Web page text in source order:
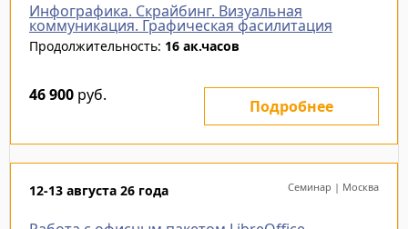
Инфографика. Скрайбинг. Визуальная
коммуникация. Графическая фасилитация
Продолжительность: 16 ак.часов
46 900 руб.
Подробнее
12-13 августа 26 года Семинар | Москва